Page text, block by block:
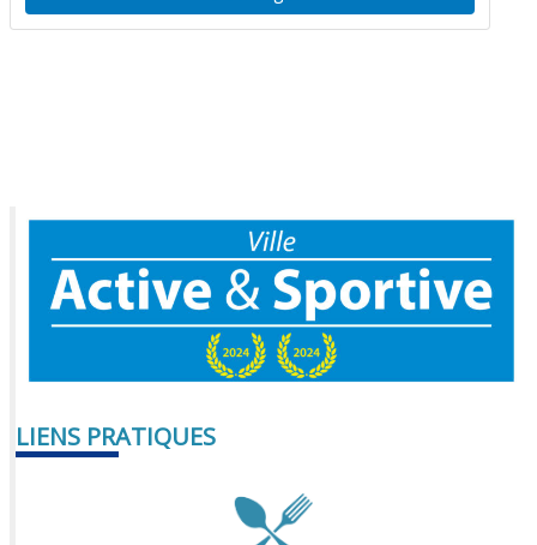
LIENS PRATIQUES